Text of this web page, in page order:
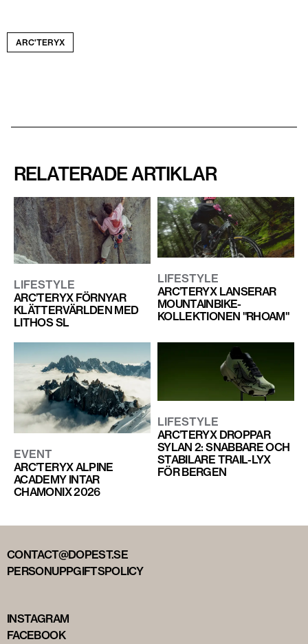
ARC'TERYX
RELATERADE ARTIKLAR
LIFESTYLE
ARC’TERYX FÖRNYAR
KLÄTTERVÄRLDEN MED
LITHOS SL
LIFESTYLE
ARC’TERYX LANSERAR
MOUNTAINBIKE-
KOLLEKTIONEN "RHOAM"
EVENT
ARC’TERYX ALPINE
ACADEMY INTAR
CHAMONIX 2026
LIFESTYLE
ARC’TERYX DROPPAR
SYLAN 2: SNABBARE OCH
STABILARE TRAIL-LYX
FÖR BERGEN
CONTACT@DOPEST.SE
PERSONUPPGIFTSPOLICY
INSTAGRAM
FACEBOOK